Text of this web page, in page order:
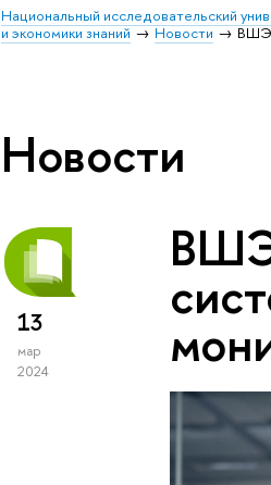
Национальный исследовательский
и экономики знаний
Новости ВШЭ
Новости
13
мар
2024
ВШЭ